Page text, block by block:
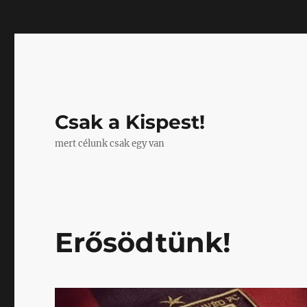
Csak a Kispest!
mert célunk csak egy van
Erősödtünk!